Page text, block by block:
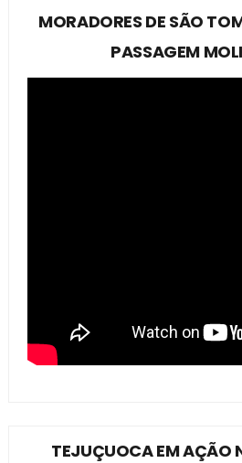
MORADORES DE SÃO
PASSAGEM
TEJUÇUOCA EM AÇÃO